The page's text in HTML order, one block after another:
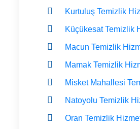
Kurtuluş Temizlik
Küçükesat Temizlik
Macun Temizlik
Mamak Temizlik
Misket Mahallesi
Natoyolu Temizlik
Oran Temizlik